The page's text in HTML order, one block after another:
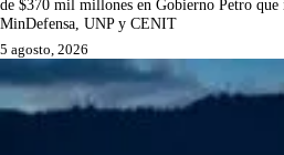
de $370 mil millones en Gobierno Petro que
MinDefensa, UNP y CENIT
5 agosto, 2026